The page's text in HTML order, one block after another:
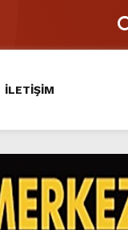
İLETİŞİM